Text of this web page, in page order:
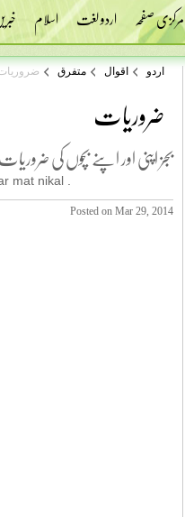
مرکزی صفحہ اردو لغت اسلام
اردو اقوال متفرق
ضروریات
بجز اپنی اور اپنے بچوں کی
mat nikal .
Posted on Mar 29, 2014